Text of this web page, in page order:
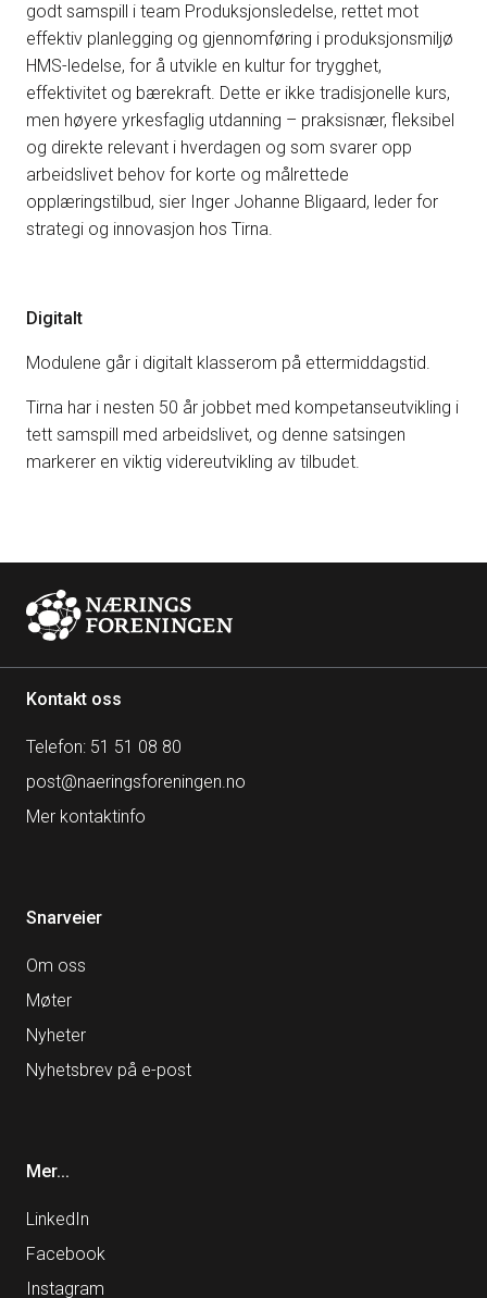
godt samspill i team Produksjonsledelse, rettet mot
effektiv planlegging og gjennomføring i produksjonsmiljø
HMS-ledelse, for å utvikle en kultur for trygghet,
effektivitet og bærekraft. Dette er ikke tradisjonelle kurs,
men høyere yrkesfaglig utdanning – praksisnær, fleksibel
og direkte relevant i hverdagen og som svarer opp
arbeidslivet behov for korte og målrettede
opplæringstilbud, sier Inger Johanne Bligaard, leder for
strategi og innovasjon hos Tirna.
Digitalt
Modulene går i digitalt klasserom på ettermiddagstid.
Tirna har i nesten 50 år jobbet med kompetanseutvikling i
tett samspill med arbeidslivet, og denne satsingen
markerer en viktig videreutvikling av tilbudet.
Kontakt oss
Telefon: 51 51 08 80
post@naeringsforeningen.no
Mer kontaktinfo
Snarveier
Om oss
Møter
Nyheter
Nyhetsbrev på e-post
Mer...
LinkedIn
Facebook
Instagram